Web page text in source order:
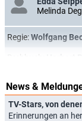
Melinda
Regie:Wolfgang
News &
TV-Stars, von
Erinnerungen an